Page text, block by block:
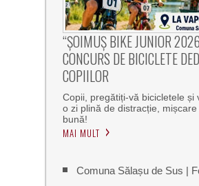
“ȘOIMUȘ BIKE JUNIOR
CONCURS DE BICICLETE
COPIILOR
Copii, pregătiți-vă bicicletele și
o zi plină de distracție, mișcare
bună!
MAI MULT
Comuna Sălașu de Sus |